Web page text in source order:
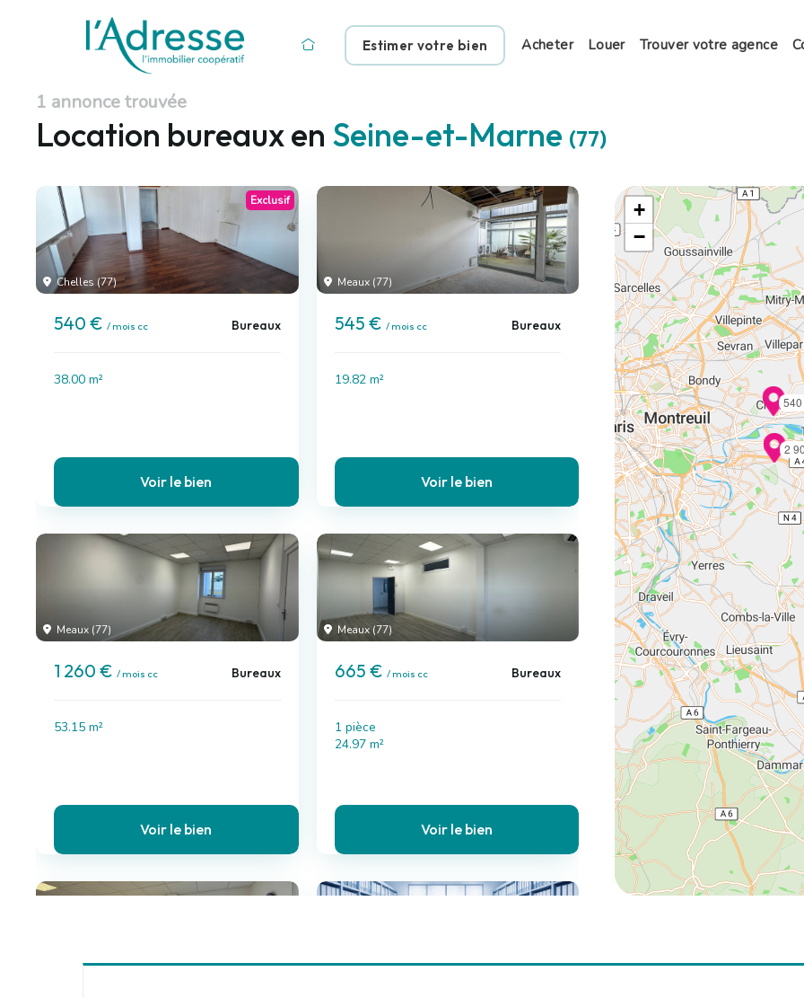
Estimer votre bien Acheter Louer Trouver votre agence
1 annonce trouvée
Location bureaux en Seine-et-Marne (77)
Chelles (77)
Exclusif
540 € / mois cc Bureaux
38.00 m²
Voir le bien
Meaux (77)
545 € / mois cc Bureaux
19.82 m²
Voir le bien
Meaux (77)
1 260 € / mois cc Bureaux
53.15 m²
Voir le bien
Meaux (77)
665 € / mois cc Bureaux
1 pièce
24.97 m²
Voir le bien
2
+
−